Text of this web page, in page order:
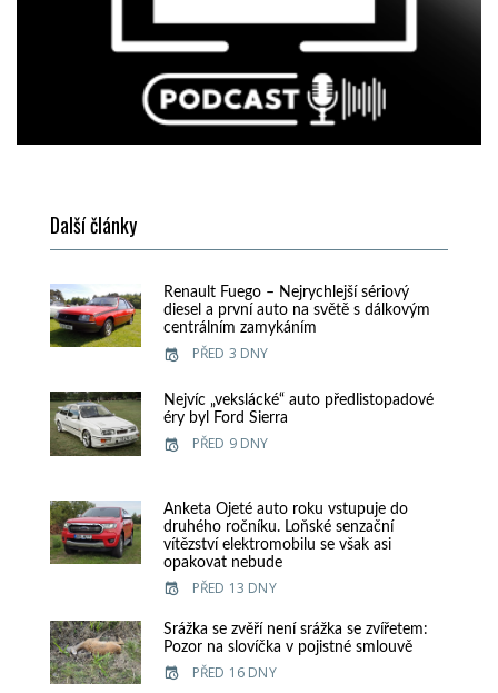
Další články
Renault Fuego – Nejrychlejší sériový
diesel a první auto na světě s dálkovým
centrálním zamykáním
PŘED 3 DNY
Nejvíc „vekslácké“ auto předlistopadové
éry byl Ford Sierra
PŘED 9 DNY
Anketa Ojeté auto roku vstupuje do
druhého ročníku. Loňské senzační
vítězství elektromobilu se však asi
opakovat nebude
PŘED 13 DNY
Srážka se zvěří není srážka se zvířetem:
Pozor na slovíčka v pojistné smlouvě
PŘED 16 DNY